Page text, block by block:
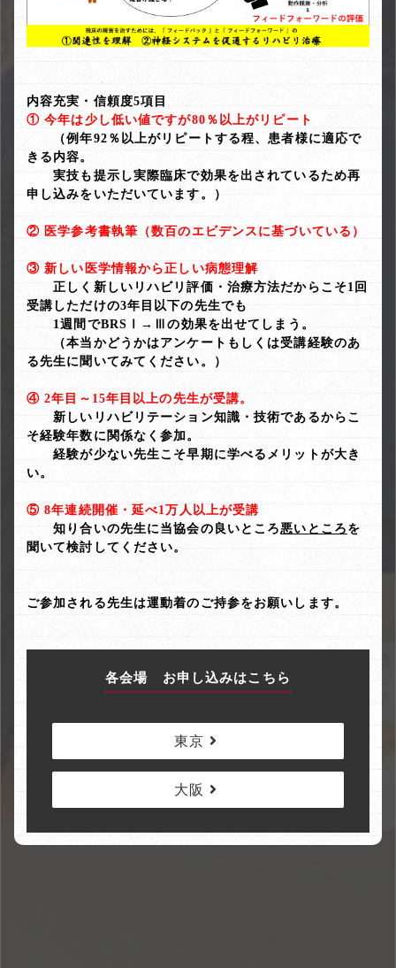
内容充実・信頼度5項目
① 今年は少し低い値ですが80％以上がリピート
（例年92％以上がリピートする程、患者様に適応で
きる内容。
実技も提示し実際臨床で効果を出されているため再
申し込みをいただいています。）
② 医学参考書執筆（数百のエビデンスに基づいている）
③ 新しい医学情報から正しい病態理解
正しく新しいリハビリ評価・治療方法だからこそ1回
受講しただけの3年目以下の先生でも
1週間でBRSⅠ→Ⅲの効果を出せてしまう。
（本当かどうかはアンケートもしくは受講経験のあ
る先生に聞いてみてください。）
④ 2年目～15年目以上の先生が受講。
新しいリハビリテーション知識・技術であるからこ
そ経験年数に関係なく参加。
経験が少ない先生こそ早期に学べるメリットが大き
い。
⑤ 8年連続開催・延べ1万人以上が受講
知り合いの先生に当協会の良いところ悪いところ を
聞いて検討してください。
ご参加される先生は運動着のご持参をお願いします。
各会場 お申し込みはこちら
東京
大阪